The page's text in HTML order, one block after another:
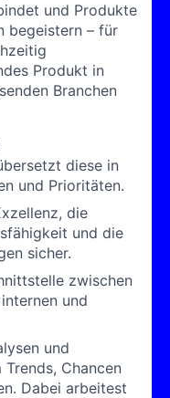
und Produkte
begeistern – für
Produkt in
Branchen
diese in
und Prioritäten.
die
und die
sicher.
zwischen
und
und
Chancen
Dabei arbeitest